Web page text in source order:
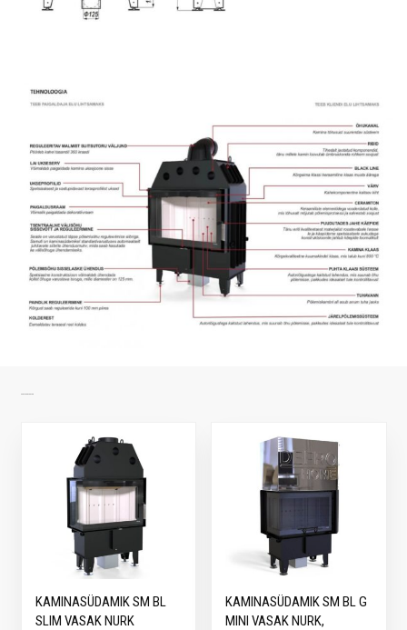
KAMINASÜDAMIK SM BL
SLIM VASAK NURK
KAMINASÜDAMIK SM BL G
MINI VASAK NURK,